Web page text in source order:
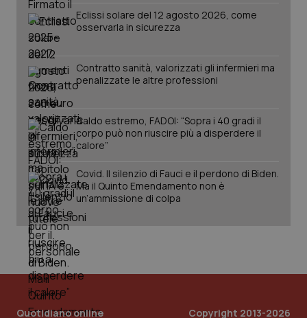
Eclissi solare del 12 agosto 2026, come
osservarla in sicurezza
Contratto sanità, valorizzati gli infermieri ma
penalizzate le altre professioni
Caldo estremo, FADOI: “Sopra i 40 gradi il
corpo può non riuscire più a disperdere il
calore”
Covid. Il silenzio di Fauci e il perdono di Biden.
Ma il Quinto Emendamento non è
un’ammissione di colpa
Quotidiano online Copyright 2013-2026
PHPSESSID
PHP.net
_ga_KM60CM4NPH